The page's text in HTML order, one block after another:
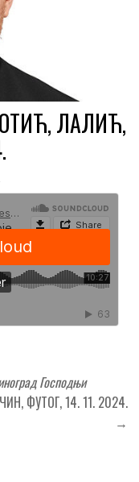
ЛАЛИЋ,
Господњи
ФУТОГ, 14. 11. 2024.
→